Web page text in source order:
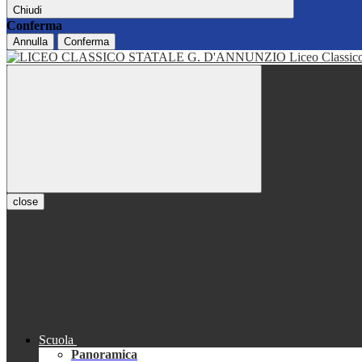
Chiudi
Conferma
Annulla Conferma
Liceo
close
Scuola
Panoramica